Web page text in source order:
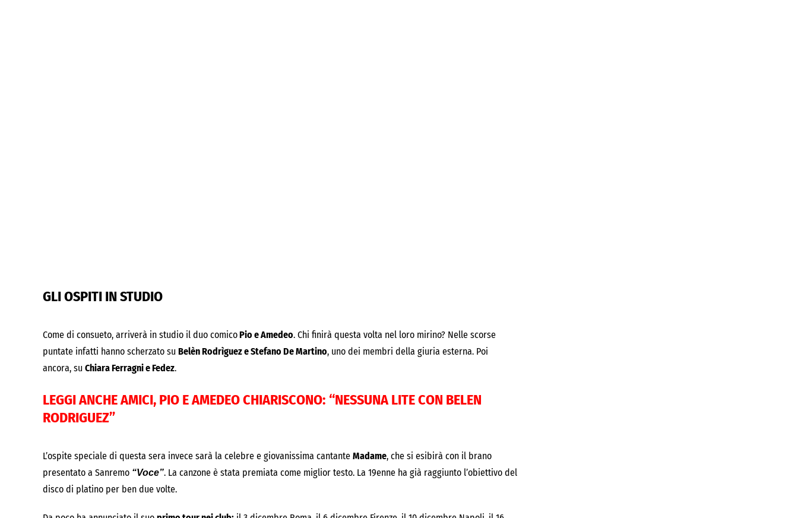
GLI OSPITI IN STUDIO
Come di consueto, arriverà in studio il duo comicoPio e Amedeo. Chi finirà questa volta nel loro mirino? Nelle scorse
puntate infatti hanno scherzato su Belèn Rodrìguez e Stefano De Martino, uno dei membri della giuria esterna. Poi
ancora, su Chiara Ferragni e Fedez.
LEGGI ANCHEAMICI, PIO E AMEDEO CHIARISCONO: “NESSUNA LITE CON BELEN
RODRIGUEZ”
L’ospite speciale di questa sera invece sarà la celebre e giovanissima cantante Madame, che si esibirà con il brano
presentato a Sanremo “Voce”. La canzone è stata premiata come miglior testo. La 19enne ha già raggiunto l’obiettivo del
disco di platino per ben due volte.